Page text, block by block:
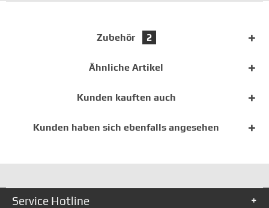
Zubehör 2
Ähnliche Artikel
Kunden kauften auch
Kunden haben sich ebenfalls angesehen
Service Hotline